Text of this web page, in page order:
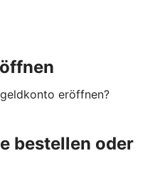
eröffnen?
bestellen oder